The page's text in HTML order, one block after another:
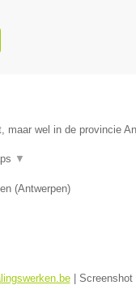
maar wel in de provincie
▼
(Antwerpen)
| Screenshot